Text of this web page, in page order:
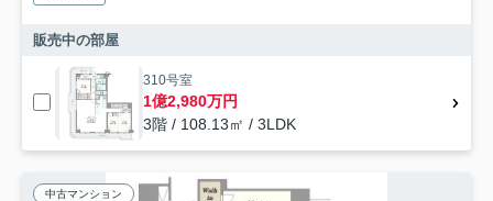
販売中の部屋
310号室
1億2,980万円
3階 / 108.13㎡ / 3LDK
中古マンション